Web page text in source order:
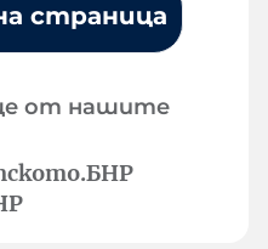
страница
от нашите